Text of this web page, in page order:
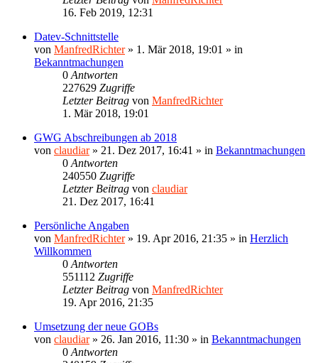
16. Feb 2019, 12:31
Datev-Schnittstelle
von ManfredRichter» 1. Mär 2018, 19:01 » in
Bekanntmachungen
0 Antworten
227629 Zugriffe
Letzter Beitrag von ManfredRichter
1. Mär 2018, 19:01
GWG Abschreibungen ab 2018
von claudiar» 21. Dez 2017, 16:41 » in Bekanntmachungen
0 Antworten
240550 Zugriffe
Letzter Beitrag von claudiar
21. Dez 2017, 16:41
Persönliche Angaben
von ManfredRichter» 19. Apr 2016, 21:35 » in Herzlich
Willkommen
0 Antworten
551112 Zugriffe
Letzter Beitrag von ManfredRichter
19. Apr 2016, 21:35
Umsetzung der neue GOBs
von claudiar» 26. Jan 2016, 11:30 » in Bekanntmachungen
0 Antworten